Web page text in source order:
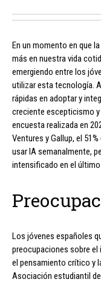
En un momento en que
más en nuestra vida
emergiendo entre los
utilizar esta tecnología.
rápidas en adoptar y
creciente escepticismo
encuesta realizada en
Ventures y Gallup, el
usar IA semanalmente,
intensificado en el
Los jóvenes españoles
preocupaciones sobre
el pensamiento crítico y
Asociación estudiantil